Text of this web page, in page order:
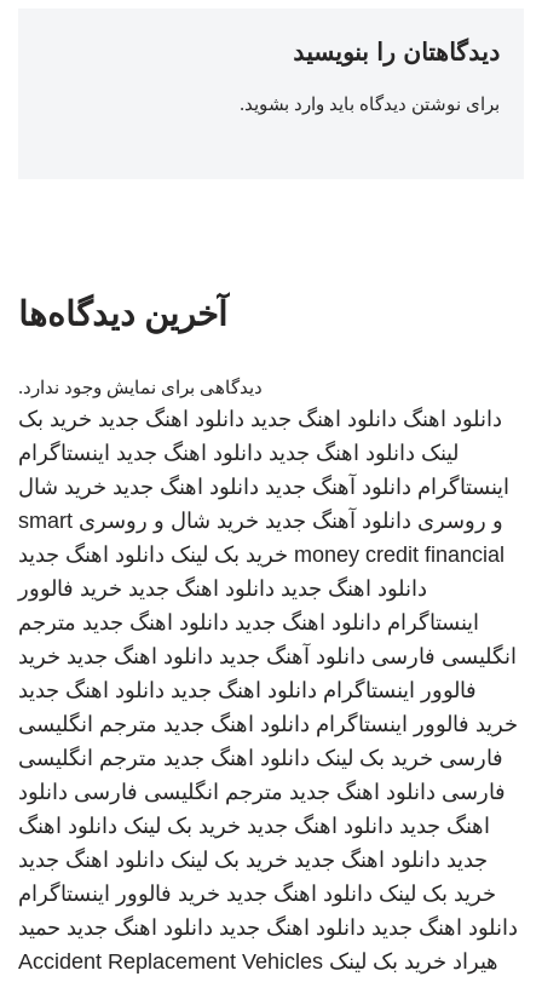
دیدگاهتان را بنویسید
برای نوشتن دیدگاه باید وارد بشوید.
آخرین دیدگاه‌ها
دیدگاهی برای نمایش وجود ندارد.
دانلود اهنگ دانلود اهنگ جدید دانلود اهنگ جدید خرید بک
لینک دانلود اهنگ جدید دانلود اهنگ جدید اینستاگرام
اینستاگرام دانلود آهنگ جدید دانلود اهنگ جدید خرید شال
و روسری دانلود آهنگ جدید خرید شال و روسری smart
money credit financial خرید بک لینک دانلود اهنگ جدید
دانلود اهنگ جدید دانلود اهنگ جدید خرید فالوور
اینستاگرام دانلود اهنگ جدید دانلود اهنگ جدید مترجم
انگلیسی فارسی دانلود آهنگ جدید دانلود اهنگ جدید خرید
فالوور اینستاگرام دانلود اهنگ جدید دانلود اهنگ جدید
خرید فالوور اینستاگرام دانلود اهنگ جدید مترجم انگلیسی
فارسی خرید بک لینک دانلود اهنگ جدید مترجم انگلیسی
فارسی دانلود اهنگ جدید مترجم انگلیسی فارسی دانلود
اهنگ جدید دانلود اهنگ جدید خرید بک لینک دانلود اهنگ
جدید دانلود اهنگ جدید خرید بک لینک دانلود اهنگ جدید
خرید بک لینک دانلود اهنگ جدید خرید فالوور اینستاگرام
دانلود اهنگ جدید دانلود اهنگ جدید دانلود اهنگ جدید حمید
هیراد خرید بک لینک Accident Replacement Vehicles